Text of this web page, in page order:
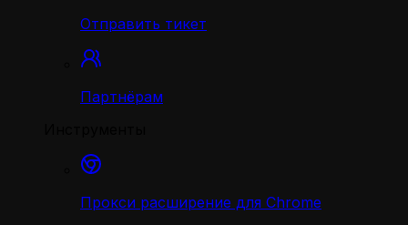
Отправить тикет
Партнёрам
Прокси расширение для Chrome